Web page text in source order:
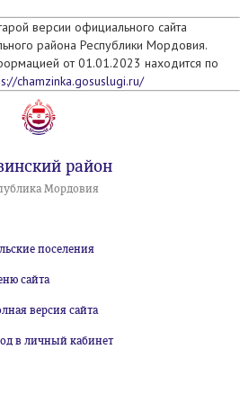
версии официального сайта
района Республики Мордовия.
от 01.01.2023 находится по
chamzinka.gosuslugi.ru/
район
Мордовия
поселения
сайта
версия сайта
в личный кабинет